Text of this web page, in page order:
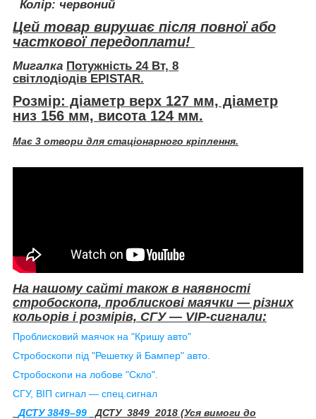
Колір: червоний
Цей товар вирушає після повної або
часткової передоплати!
Мигалка Потужність 24 Вт, 8
світлодіодів EPISTAR.
Розмір: діаметр верх 127 мм, діаметр
низ 156 мм, висота 124 мм.
Має 3 отвори для стаціонарного кріплення.
На нашому сайті такожв наявності
стробоскопа, проблискові маячки — різних
кольорів і розмірів, СГУ — VIP-сигнали:
Проблисковий маячок на "Кришу авто"
Стробоскопи під "Решетку й Бампер" авто.
Стробоскопи на лобове "Скло".
СГУ, ВІП сигнал — спец.сигнал
ДСТУ 3849–99
ДСТУ_3849_2018 (Уся вимоги до